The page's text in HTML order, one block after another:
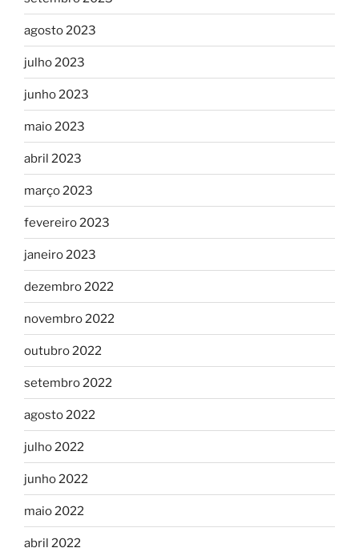
agosto 2023
julho 2023
junho 2023
maio 2023
abril 2023
março 2023
fevereiro 2023
janeiro 2023
dezembro 2022
novembro 2022
outubro 2022
setembro 2022
agosto 2022
julho 2022
junho 2022
maio 2022
abril 2022